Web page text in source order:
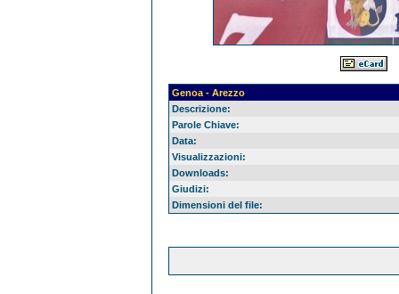
Genoa - Arezzo
Descrizione:
Parole Chiave:
Data:
Visualizzazioni:
Downloads:
Giudizi:
Dimensioni del file: